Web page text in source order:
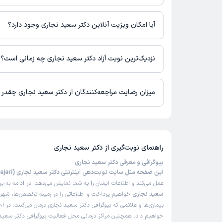
علی (
1405/04/20
زمان انتظار:15-45 دقیقه
عالی
علت مراجعه: درمان فیستول و آبسه‌های مقعدی
این پزشک را پیشنهاد نمیکنم
عدم رضایت
سمیه (
1405/04/12
)
دکتر سعید نجاری در مراکز زیر فعالیت دارد:
کلینیک فوق تخصصی سپید تهران
آیا امکان ویزیت آنلاین دکتر سعید نجاری وجود دارد؟
در حال حاضر دکتر سعید نجاری مشاوره پزشکی تلفنی فعال دارند.
نزدیک‌ترین نوبت آزاد دکتر سعید نجاری چه زمانی است؟
دکتر سعید نجاری از روز شنبه 24 مرداد 1405 بیمار جدید می‌پذیرند.
میزان رضایت مراجعه‌کنندگان از دکتر سعید نجاری
راهنمای نوبت‌گیری از دکتر سعید نجاری
بیوگرافی و معرفی دکتر سعید نجاری
این صفحه مثل سایت نوبت‌دهی اینترنتی دکتر سعید نجاری (Dr Saeed Najari)
عمل می‌کند و اطلاعات ایشان را به شما نمایش می‌دهد. در ادامه به
سعید نجاری خواهیم پرداخت و اطلاعاتی را در زمینه تخصص‌ها،
بیماری‌ها و علائمی که بیوگرافی دکتر سعید نجاری درمان می‌کنند، در
خواهیم داد. همچنین مراکز درمانی محل فعالیت بیوگرافی دکتر